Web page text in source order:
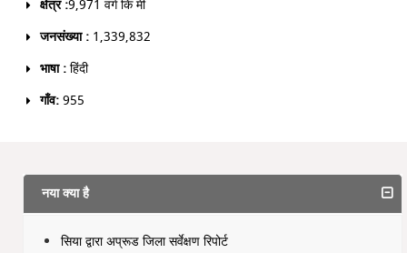
क्षेत्र :9,971 वर्ग कि मी
जनसंख्या : 1,339,832
भाषा :हिंदी
गाँव:955
नया क्या है
सिया द्वारा अप्रूड जिला सर्वेक्षण रिपोर्ट